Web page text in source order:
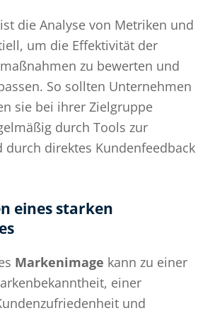
die Analyse von Metriken und
um die Effektivität der
zu bewerten und
So sollten Unternehmen
sie bei ihrer Zielgruppe
durch Tools zur
durch direktes Kundenfeedback
eines starken
Markenimage kann zu einer
einer
und